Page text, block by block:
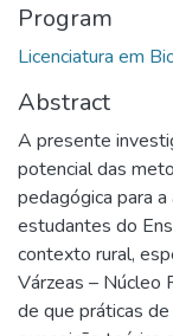
Program
Licenciatura em
Abstract
A presente
potencial das
pedagógica para
estudantes do
contexto rural,
Várzeas – Núcleo
de que práticas